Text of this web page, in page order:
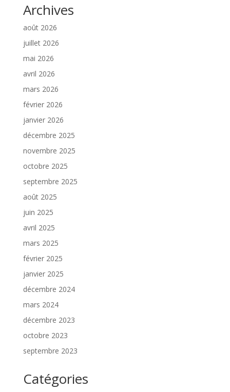
Archives
août 2026
juillet 2026
mai 2026
avril 2026
mars 2026
février 2026
janvier 2026
décembre 2025
novembre 2025
octobre 2025
septembre 2025
août 2025
juin 2025
avril 2025
mars 2025
février 2025
janvier 2025
décembre 2024
mars 2024
décembre 2023
octobre 2023
septembre 2023
Catégories